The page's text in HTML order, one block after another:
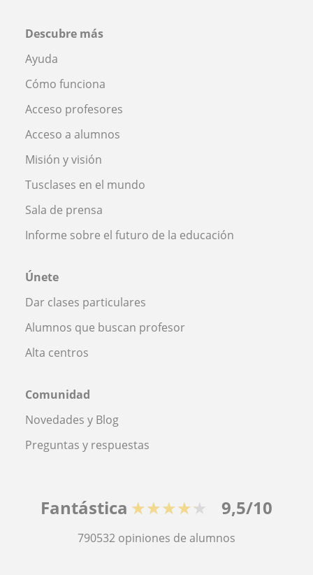
Descubre más
Ayuda
Cómo funciona
Acceso profesores
Acceso a alumnos
Misión y visión
Tusclases en el mundo
Sala de prensa
Informe sobre el futuro de la educación
Únete
Dar clases particulares
Alumnos que buscan profesor
Alta centros
Comunidad
Novedades y Blog
Preguntas y respuestas
Fantástica ★★★★★ 9,5/10
790532 opiniones de alumnos